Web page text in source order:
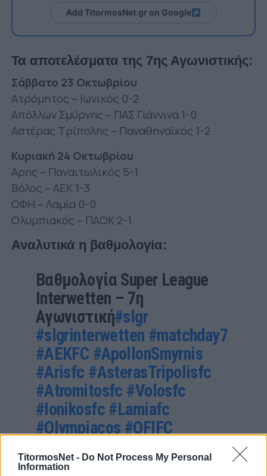
TitormosNet - Do Not Process My Personal
Information
Add TitormosNet.gr on Google
Τα αποτελέσματα της 7ης Αγωνιστικής:
Σάββατο 23 Οκτωβρίου
Ατρόμητος – Ιωνικός 0-2
Απόλλων Σμύρνης – ΠΑΣ Γιάννινα 1-0
Αστέρας Τρίπολης – Παναθηναϊκός 1-2
Κυριακή 24 Οκτωβρίου
Αρης – Παναιτωλικός 5-1
Βόλος – ΑΕΚ 1-3
ΟΦΗ – Λαμία 0-0
Ολυμπιακός – ΠΑΟΚ 2-1
Αναλυτικά η βαθμολογία:
Βαθμολογία Super League
Interwetten – 7η
Αγωνιστική#slgr
#slgrinterwetten #matchday7
#AEKFC #ApollonSmyrnis
#Arisfc #AsterasTripolisfc
#Atromitosfc #Volosfc
#Ionikosfc #Lamiafc
#Olympiacos #OFIFC
#PAOK #PASGiannina